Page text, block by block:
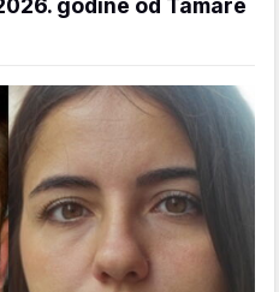
godine od Tamare